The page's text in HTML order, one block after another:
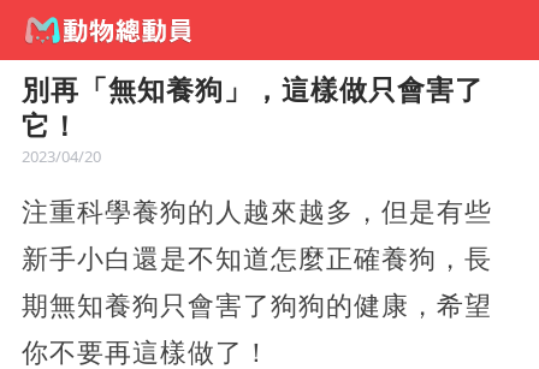
別再「無知養狗」，這樣做只會害了
它！
2023/04/20
注重科學養狗的人越來越多，但是有些
新手小白還是不知道怎麼正確養狗，長
期無知養狗只會害了狗狗的健康，希望
你不要再這樣做了！